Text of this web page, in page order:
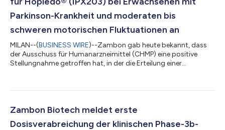
Parkinson-Krankheit und moderaten bis
schweren motorischen Fluktuationen an
MILAN--(BUSINESS WIRE)--Zambon gab heute bekannt, dass
der Ausschuss für Humanarzneimittel (CHMP) eine positive
Stellungnahme getroffen hat, in der die Erteilung einer
Freisetzung) empfohlen wird. Das Präparat ist vorgesehen zur
moderaten bis schweren motorischen Fluktuationen, die mit
Zambon Biotech meldet erste
Dosisverabreichung der klinischen Phase-3b-